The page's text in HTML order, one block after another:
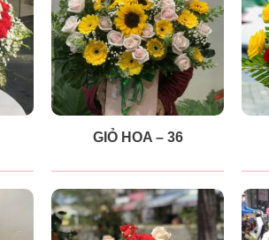
GIỎ HOA – 36